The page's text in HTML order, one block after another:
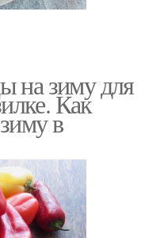
на зиму для
Как
в